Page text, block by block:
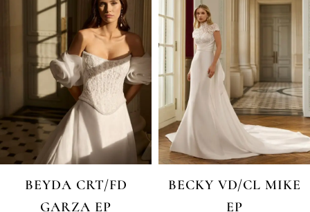
BEYDA CRT/FD
GARZA EP
BECKY VD/CL MIKE
EP